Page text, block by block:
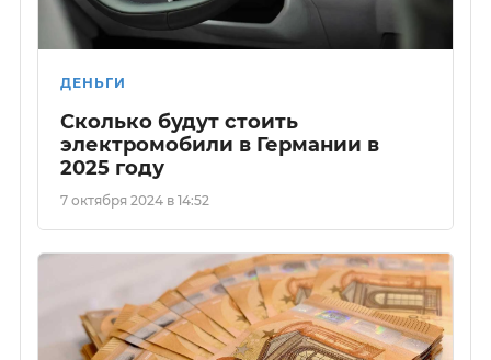
ДЕНЬГИ
Сколько будут стоить
электромобили в Германии в
2025 году
7 октября 2024 в 14:52